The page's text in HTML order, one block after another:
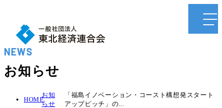
NEWS
お知らせ
HOME
お知
らせ
「福島イノベーション・コースト構想発スタート
アップピッチ」の...